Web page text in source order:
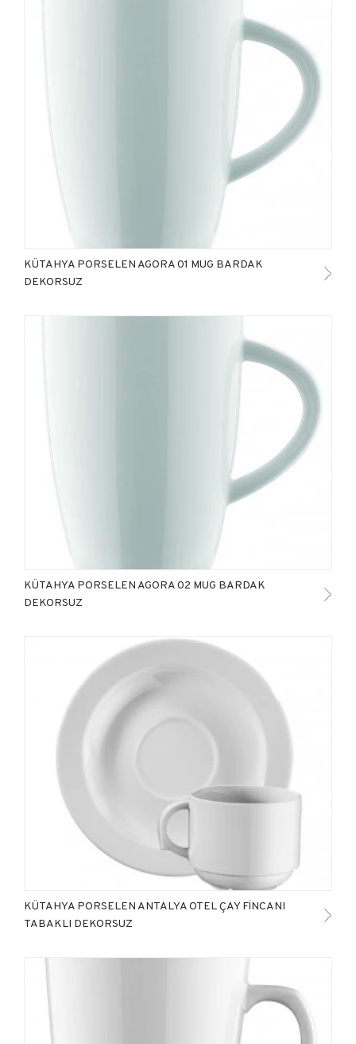
KÜTAHYA PORSELEN AGORA 01 MUG BARDAK
DEKORSUZ
KÜTAHYA PORSELEN AGORA 02 MUG BARDAK
DEKORSUZ
KÜTAHYA PORSELEN ANTALYA OTEL ÇAY FİNCANI
TABAKLI DEKORSUZ